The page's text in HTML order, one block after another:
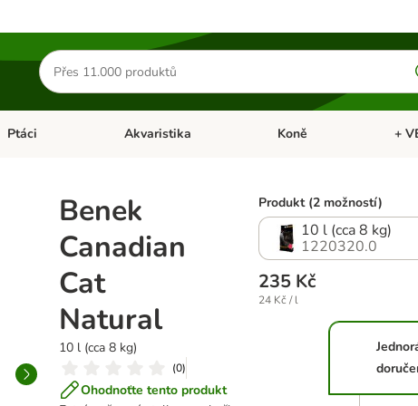
Hledat
produkty
Otevřít menu: Malá zvířata
Ptáci Otevřít menu: Ptáci
Akvaristika Otevřít menu: Akvaristika
Koně +
Benek
Canadian
Cat
Natural
10 l (cca 8 kg)
(0)
Ohodnoťte tento produkt
Produkt (2 možností)
10 l (cca 8 kg)
1220320.0
235 Kč
24 Kč / l